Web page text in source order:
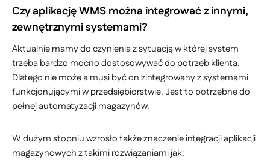
Czy aplikację WMS można integrować z innymi,
zewnętrznymi systemami?
Aktualnie mamy do czynienia z sytuacją w której system
trzeba bardzo mocno dostosowywać do potrzeb klienta.
Dlatego nie może a musi być on zintegrowany z systemami
funkcjonującymi w przedsiębiorstwie. Jest to potrzebne do
pełnej automatyzacji magazynów.
W dużym stopniu wzrosło także znaczenie integracji aplikacji
magazynowych z takimi rozwiązaniami jak: